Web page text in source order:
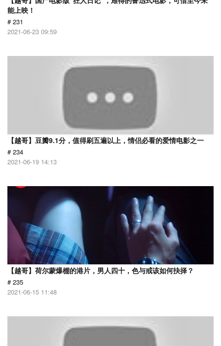
能上映！
# 231
2021-06-23 09:59
【越哥】豆瓣9.1分，值得刷五遍以上，情侣必看的爱情电影之一
# 234
2021-06-19 14:13
【越哥】荷尔蒙爆棚的港片，男人四十，色与戒该如何抉择？
# 235
2021-06-15 11:48